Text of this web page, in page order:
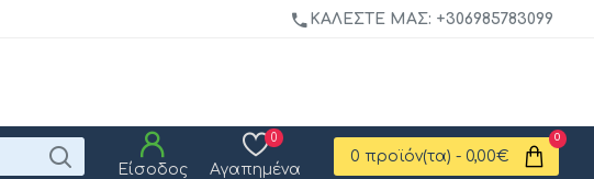
ΚΑΛΈΣΤΕ ΜΑΣ: +306985783099
Είσοδος
Αγαπημένα
0
0 προϊόν(τα) - 0,00€
0